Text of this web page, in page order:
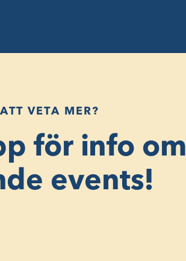
VETA MER?
för info om
events!